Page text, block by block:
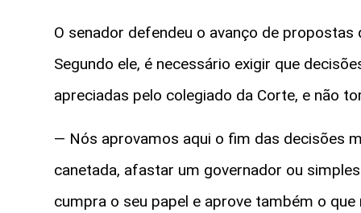
O senador defendeu o avanço de
Segundo ele, é necessário exigir que
apreciadas pelo colegiado da Corte, e não
— Nós aprovamos aqui o fim das decisões
canetada, afastar um governador ou
cumpra o seu papel e aprove também o